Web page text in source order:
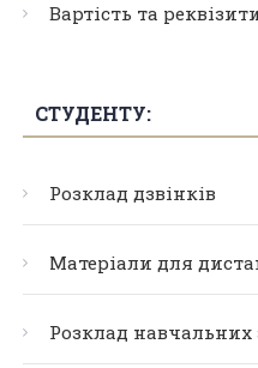
Вартість та
СТУДЕНТУ:
Розклад дзвінків
Матеріали для
Розклад навчальних